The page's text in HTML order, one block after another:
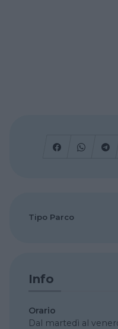
Tipo Parco
Info
Orario
Dal martedì al